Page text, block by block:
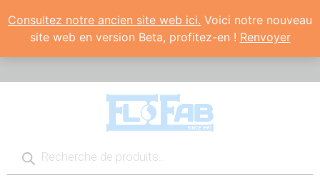
Consultez notre ancien site web ici. Voici notre nouveau
site web en version Beta, profitez-en ! Renvoyer